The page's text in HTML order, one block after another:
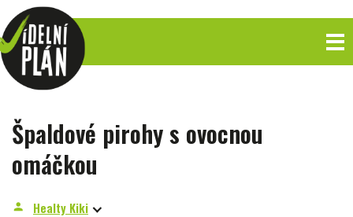
Špaldové pirohy s ovocnou
omáčkou
person
Healty Kiki